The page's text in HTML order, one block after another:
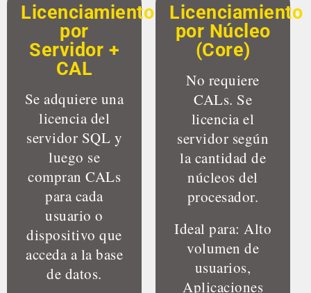
Licenciamiento
por
Servidor +
CAL
Se adquiere una
licencia del
servidor SQL y
luego se
compran CALs
para cada
usuario o
dispositivo que
acceda a la base
de datos.
Licenciamiento
por Núcleo
(Core)
No requiere
CALs. Se
licencia el
servidor según
la cantidad de
núcleos del
procesador.
Ideal para: Alto
volumen de
usuarios,
Aplicaciones